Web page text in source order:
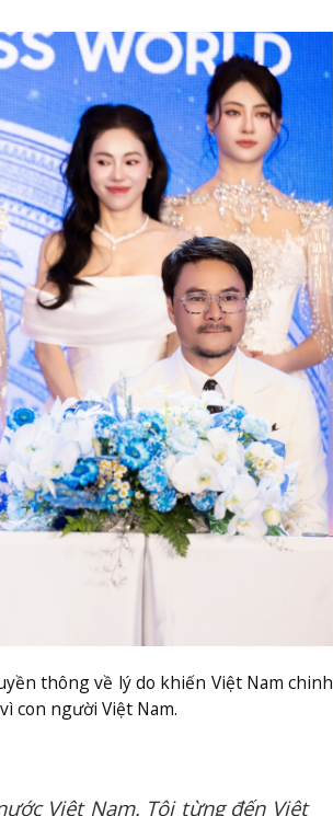
thông về lý do khiến Việt Nam chinh
con người Việt Nam.
Việt Nam. Tôi từng đến Việt